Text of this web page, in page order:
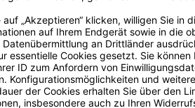
PLAYER SHIRT WOLFF
29,95 €